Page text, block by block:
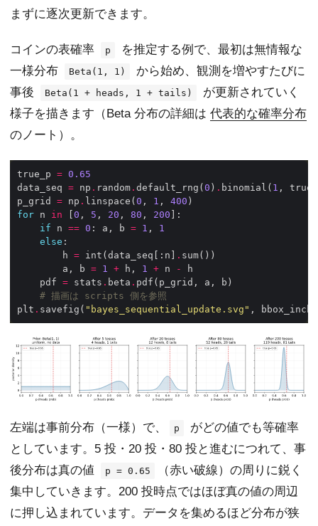
まずに逐次更新できます。
コインの表確率 p
を推定する例で、最初は無情報な
一様分布
Beta(1, 1)
から始め、観測を増やすたびに
事後
Beta(1 + heads, 1 + tails)
が更新されていく
様子を描きます（Beta 分布の詳細は 代表的な確率分布
のノート）。
true_p = 0.65
data_seq = np . random . default_rng(0 ) . binomial( 1 ,
p_grid = np . linspace(0 , 1 , 400
for n in [0 , 5 , 20 , 80 , 200
if n == 0 : a, b = 1 , 1
else
        h
= int(data_seq[:n] .
        a, b
= 1 + h, 1 + n -
    pdf
= stats . beta .
# 描画は scripts 側を参照
plt . savefig( "bayes_sequential_update.svg" ,
左端は事前分布（一様）で、 p
がどの値でも等確率
としています。5 投・20 投・80 投と進むにつれて、事
後分布は真の値
p = 0.65
（赤い破線）の周りに鋭く
集中していきます。200 投時点ではほぼ真の値の周辺
に押し込まれています。データを集めるほど分布が狭